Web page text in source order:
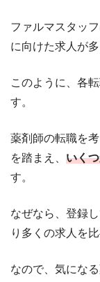
ファルマスタッ
に向けた求人が多
このように、各
す。
薬剤師の転職を
を踏まえ、 いく
す。
なぜなら、登録
り多くの求人を
なので、気にな